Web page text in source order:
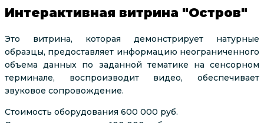
Интерактивная витрина "Остров"
Это витрина, которая демонстрирует натурные
образцы, предоставляет информацию неограниченного
объема данных по заданной тематике на сенсорном
терминале, воспроизводит видео, обеспечивает
звуковое сопровождение.
Стоимость оборудования 600 000 руб.